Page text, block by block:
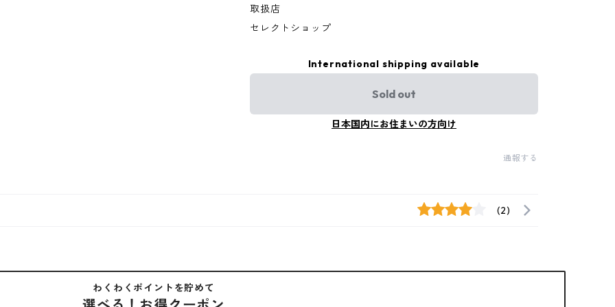
取扱店
セレクトショップ
International shipping available
Sold out
日本国内にお住まいの方向け
通報する
(2)
わくわくポイントを貯めて